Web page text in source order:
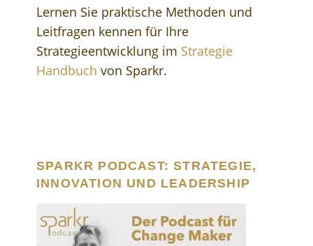
Lernen Sie praktische Methoden und
Leitfragen kennen für Ihre
Strategieentwicklung im Strategie
Handbuch von Sparkr.
SPARKR PODCAST: STRATEGIE,
INNOVATION UND LEADERSHIP